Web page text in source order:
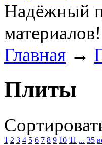
Надёжный
материалов!
Главная →
Плиты
1 2 3 4 5 6 7 8 9 10 11 ... 35